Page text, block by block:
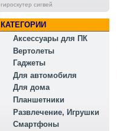
гироскутер сигвей
КАТЕГОРИИ
Аксессуары для ПК
Вертолеты
Гаджеты
Для автомобиля
Для дома
Планшетники
Развлечение, Игрушки
Смартфоны